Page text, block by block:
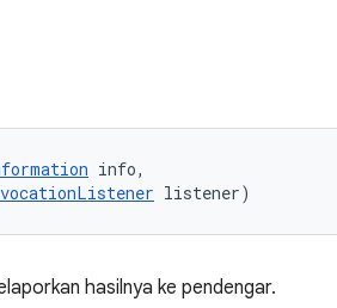
info,
listener)
hasilnya ke pendengar.